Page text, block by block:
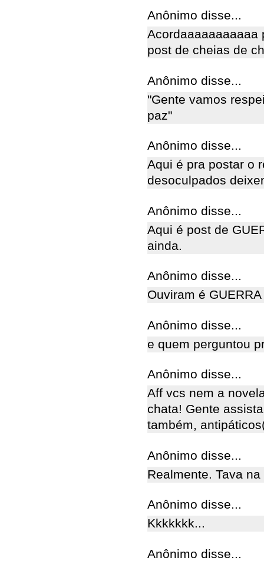
Anônimo disse...
post de cheias de
Anônimo disse...
"Gente vamos
paz"
Anônimo disse...
Aqui é pra postar o
desoculpados
Anônimo disse...
Aqui é post de
ainda.
Anônimo disse...
Ouviram é
Anônimo disse...
e quem perguntou
Anônimo disse...
Aff vcs nem a
chata! Gente
também,
Anônimo disse...
Realmente. Tava
Anônimo disse...
Kkkkkkk...
Anônimo disse...